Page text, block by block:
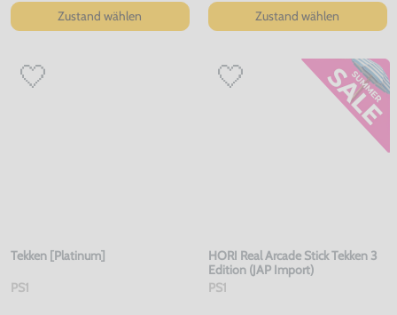
Zustand wählen Zustand wählen
Tekken [Platinum]
PS1
HORI Real Arcade Stick Tekken 3
Edition (JAP Import)
PS1